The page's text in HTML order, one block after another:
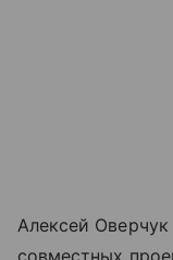
Алексей
совместных